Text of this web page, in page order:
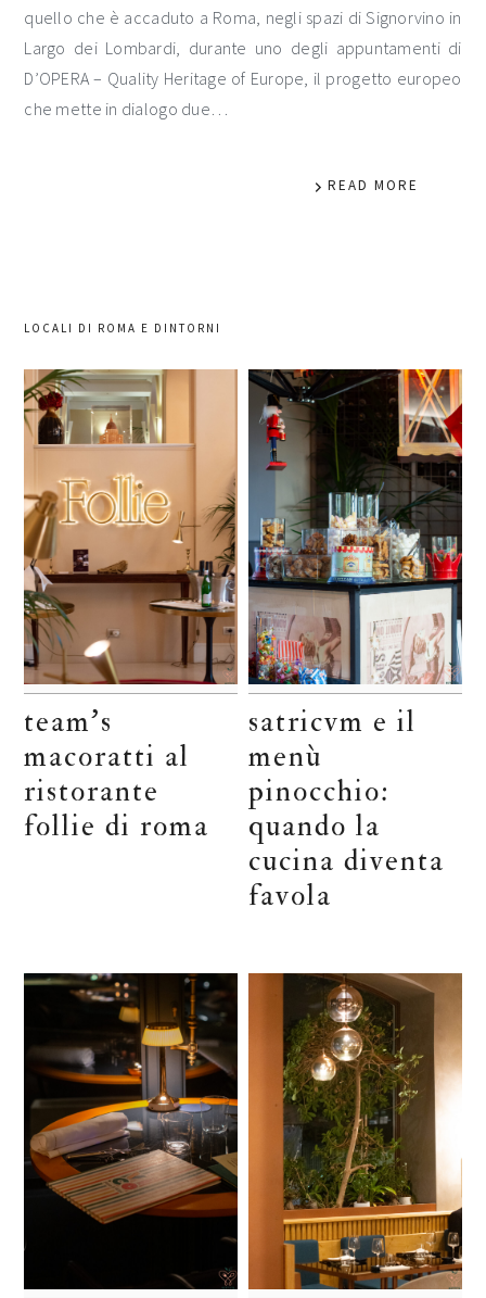
quello che è accaduto a Roma, negli spazi di Signorvino in
Largo dei Lombardi, durante uno degli appuntamenti di
D’OPERA – Quality Heritage of Europe, il progetto europeo
che mette in dialogo due…
READ MORE
LOCALI DI ROMA E DINTORNI
team’s
macoratti al
ristorante
follie di roma
satricvm e il
menù
pinocchio:
quando la
cucina diventa
favola